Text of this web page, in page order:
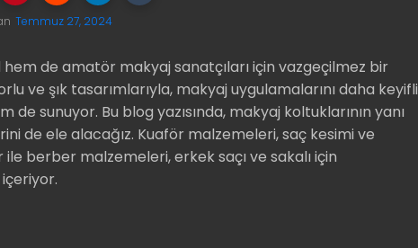
Temmuz 27, 2024
de amatör makyaj sanatçıları için vazgeçilmez bir
ve şık tasarımlarıyla, makyaj uygulamalarını daha keyifli
sunuyor. Bu blog yazısında, makyaj koltuklarının yanı
de ele alacağız. Kuaför malzemeleri, saç kesimi ve
berber malzemeleri, erkek saçı ve sakalı için